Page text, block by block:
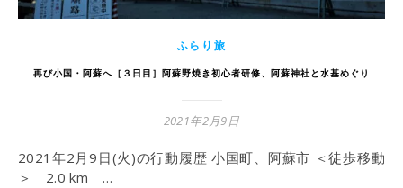
ふらり旅
再び小国・阿蘇へ［３日目］阿蘇野焼き初心者研修、阿蘇神社と水基めぐり
2021年2月9日
2021年2月9日(火)の行動履歴 小国町、阿蘇市 ＜徒歩移動
＞ 2.0 km …